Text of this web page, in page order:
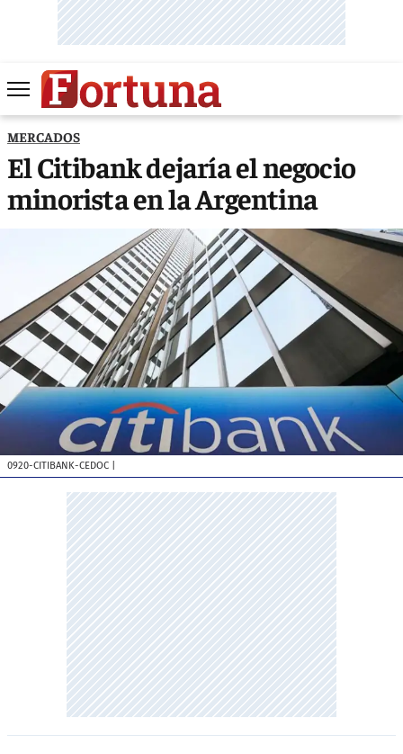
MERCADOS
El Citibank dejaría el negocio
minorista en la Argentina
0920-CITIBANK-CEDOC